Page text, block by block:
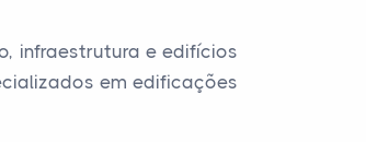
infraestrutura e edifícios
em edificações